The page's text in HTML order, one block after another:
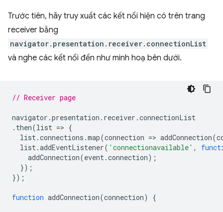
Trước tiên, hãy truy xuất các kết nối hiện có trên trang
receiver bằng
navigator.presentation.receiver.connectionList
và nghe các kết nối đến như minh hoạ bên dưới.
// Receiver page
navigator .presentation . receiver .connectionList
. then(list => {
list.connections .map(connection => addConnection(
list.addEventListener( 'connectionavailable' ,
addConnection(event.connection);
});
});
function addConnection(connection) {